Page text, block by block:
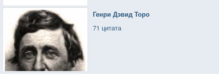
Генри Дэвид Торо
71 цитата